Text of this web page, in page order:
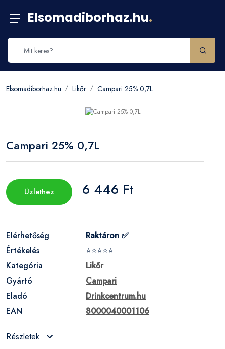
Elsomadiborhaz.hu.
Elsomadiborhaz.hu Likőr Campari 25% 0,7L
Campari 25% 0,7L
Üzlethez 6 446 Ft
Elérhetőség
Raktáron ✅
Értékelés
⭐⭐⭐⭐⭐
Kategória
Likőr
Gyártó
Campari
Eladó
Drinkcentrum.hu
EAN
8000040001106
Részletek